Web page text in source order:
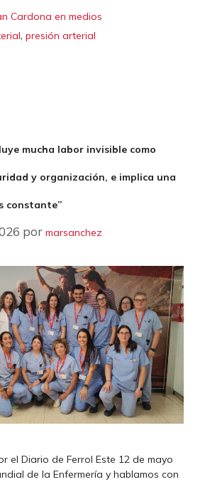
Cardona en medios
,presión arterial
mucha labor invisible como
y organización, e implica una
constante”
por marsanchez
el Diario de Ferrol Este 12 de mayo
de la Enfermería y hablamos con